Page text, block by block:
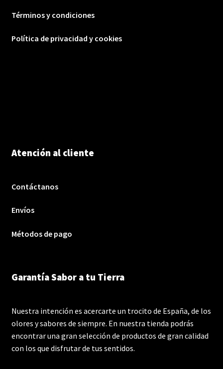
Términos y condiciones
Política de privacidad y cookies
Atención al cliente
Contáctanos
Envíos
Métodos de pago
Garantía Sabor a tu Tierra
Nuestra intención es acercarte un trocito de España, de los
olores y sabores de siempre. En nuestra tienda podrás
encontrar una gran selección de productos de gran calidad
con los que disfrutar de tus sentidos.